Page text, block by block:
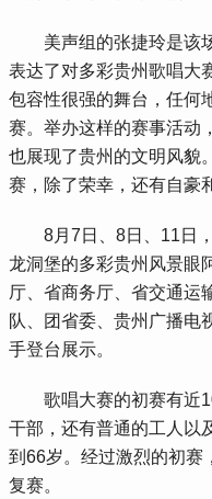
美声组的张捷玲是该场
表达了对多彩贵州歌唱大
包容性很强的舞台，任何
赛。举办这样的赛事活动
也展现了贵州的文明风貌
赛，除了荣幸，还有自豪
8月7日、8日、11日，
龙洞堡的多彩贵州风景眼
厅、省商务厅、省交通运
队、团省委、贵州广播电
手登台展示。
歌唱大赛的初赛有近10
干部，还有普通的工人以
到66岁。经过激烈的初赛
复赛。